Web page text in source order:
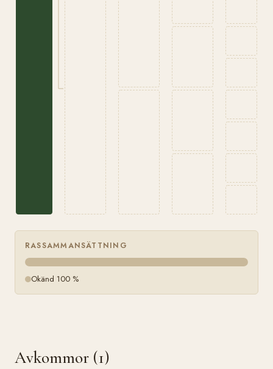
RASSAMMANSÄTTNING
Okänd 100 %
Avkommor (1)